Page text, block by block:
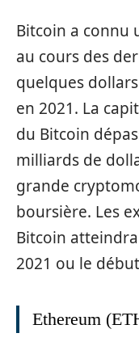
Bitcoin a connu
au cours des
quelques
en 2021. La
du Bitcoin
milliards de
grande
boursière. Les
Bitcoin atteindra
2021 ou le
Ethereum